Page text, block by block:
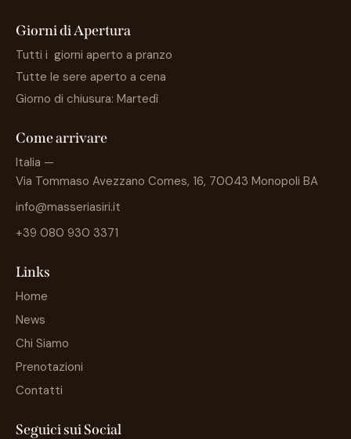
Giorni di Apertura
Tutti i giorni aperto a pranzo
Tutte le sere aperto a cena
Giorno di chiusura: Martedì
Come arrivare
Italia —
Via Tommaso Avezzano Comes, 16, 70043 Monopoli BA
info@masseriasiri.it
+39 080 930 3371
Links
Home
News
Chi Siamo
Prenotazioni
Contatti
Seguici sui Social